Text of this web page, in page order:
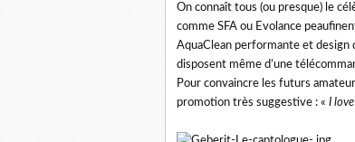
On connaît tous (ou presque) le
comme SFA ou Evolance
AquaClean performante et design
disposent même d’une
Pour convaincre les futurs
promotion très suggestive : « I